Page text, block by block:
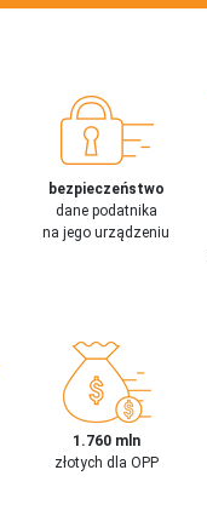
bezpieczeństwo
dane podatnika
na jego urządzeniu
1.760 mln
złotych dla OPP